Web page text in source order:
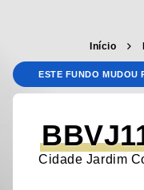
Início
ESTE FUNDO MUDOU
Cidade Jardim